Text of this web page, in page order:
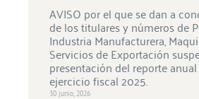
AVISO por el que se dan a
de los titulares y números de
Industria Manufacturera,
Servicios de Exportación
presentación del reporte
ejercicio fiscal 2025.
30 junio, 2026